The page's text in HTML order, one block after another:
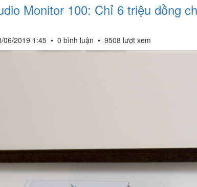
Monitor 100: Chỉ 6 triệu đồng
06/2019 1:45 • 0 bình luận • 9508 lượt xem